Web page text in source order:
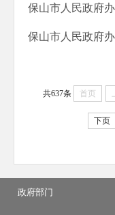
共637条 首页
下页
政府部门